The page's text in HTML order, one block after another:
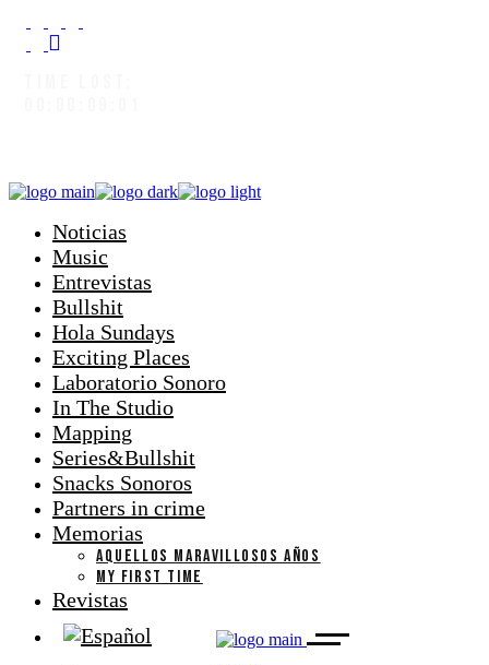
Noticias
Music
Entrevistas
Bullshit
Hola Sundays
Exciting Places
Laboratorio Sonoro
In The Studio
Mapping
Series&Bullshit
Snacks Sonoros
Partners in crime
Memorias
AQUELLOS MARAVILLOSOS AÑOS
MY FIRST TIME
Revistas